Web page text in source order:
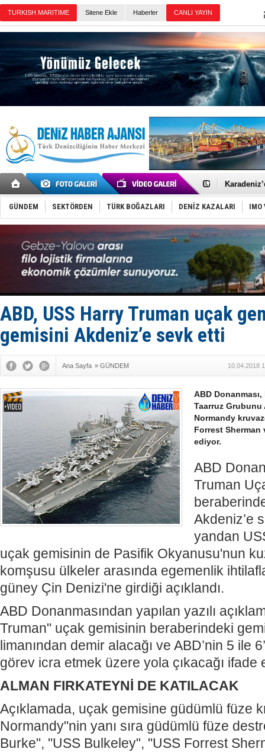
TURKISH MARITIME Sitene Ekle Haberler CANLI YAYIN
Gemide 5
Yakıt
Tatil
Rusya,
Enejota
Denizcilik
‘14.
Taksi
TÜRKLİM
SOCAR da
GÜNDEM SEKTÖRDEN TÜRK BOĞAZLARI DENİZ KAZALARI IMO
ABD, USS Harry Truman uçak
gemisini Akdeniz’e sevk etti
Ana Sayfa » GÜNDEM 10.04.2018
ABD
Taarruz Grubunu
Normandy
Forrest
ediyor.
ABD
Truman
Akdeniz’e
yandan
uçak gemisinin de Pasifik Okyanusu'nun
komşusu ülkeler arasında egemenlik
güney Çin Denizi'ne girdiği açıklandı.
ABD Donanmasından yapılan yazılı
Truman" uçak gemisinin beraberindeki
limanından demir alacağı ve ABD’nin 5 ile
görev icra etmek üzere yola çıkacağı ifade
ALMAN FIRKATEYNİ DE KATILACAK
Açıklamada, uçak gemisine güdümlü füze
Normandy"nin yanı sıra güdümlü füze
Burke", "USS Bulkeley", "USS Forrest